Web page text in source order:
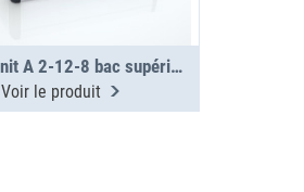
Jumbo-Unit A 2-12-8 bac supérieur
Voir le produit